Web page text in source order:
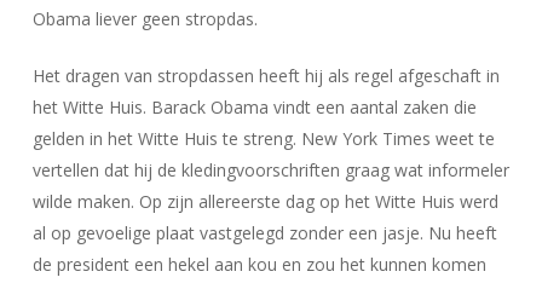
Obama liever geen stropdas.
Het dragen van stropdassen heeft hij als regel afgeschaft in
het Witte Huis. Barack Obama vindt een aantal zaken die
gelden in het Witte Huis te streng. New York Times weet te
vertellen dat hij de kledingvoorschriften graag wat informeler
wilde maken. Op zijn allereerste dag op het Witte Huis werd
al op gevoelige plaat vastgelegd zonder een jasje. Nu heeft
de president een hekel aan kou en zou het kunnen komen